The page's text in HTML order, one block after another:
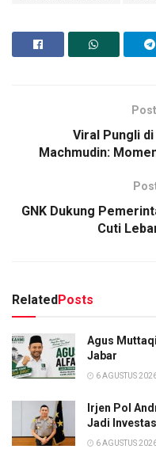
Viral Pungli
Machmudin:
GNK Dukung
Cuti
RelatedPosts
Agus
Jabar
6 AGUSTUS
Irjen Pol
Jadi
6 AGUSTUS